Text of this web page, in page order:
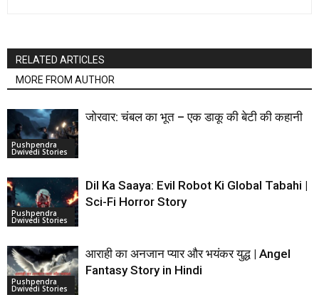
RELATED ARTICLES
MORE FROM AUTHOR
Pushpendra
Dwivedi Stories
जोरवार: चंबल का भूत – एक डाकू की बेटी की कहानी
Pushpendra
Dwivedi Stories
Dil Ka Saaya: Evil Robot Ki Global Tabahi |
Sci-Fi Horror Story
Pushpendra
Dwivedi Stories
आराही का अनजान प्यार और भयंकर युद्ध | Angel
Fantasy Story in Hindi